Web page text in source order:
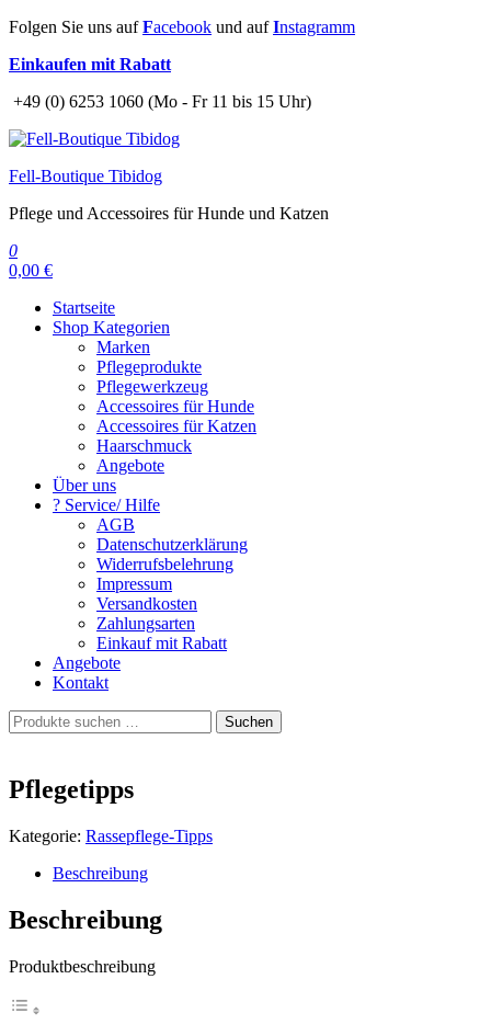
Zum
springen
Folgen Sie uns aufFacebook und aufInstagramm
Einkaufen mit Rabatt
+49 (0) 6253 1060 (Mo - Fr 11 bis 15 Uhr)
Fell-Boutique Tibidog
Pflege und Accessoires für Hunde und Katzen
0
0,00 €
Startseite
Shop Kategorien
Marken
Pflegeprodukte
Pflegewerkzeug
Accessoires für Hunde
Accessoires für Katzen
Haarschmuck
Angebote
Über uns
? Service/ Hilfe
AGB
Datenschutzerklärung
Widerrufsbelehrung
Impressum
Versandkosten
Zahlungsarten
Einkauf mit Rabatt
Angebote
Kontakt
Suchen
nach:
Suchen
Pflegetipps
Kategorie: Rassepflege-Tipps
Beschreibung
Beschreibung
Produktbeschreibung